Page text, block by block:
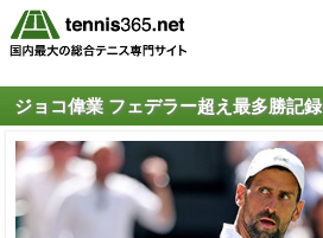
ジョコ偉業 フェデラー超え最多勝記録